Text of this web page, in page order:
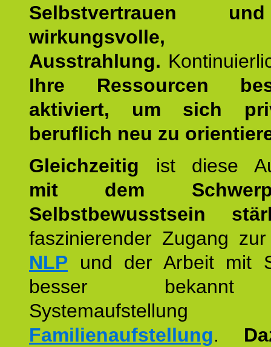
Selbstvertrauen
wirkungsvolle,
Ausstrahlung.
Ihre Ressourcen
aktiviert, um sich
beruflich neu zu
Gleichzeitig ist diese
mit dem
Selbstbewusstsein
faszinierender Zugang
NLP und der Arbeit mit
besser
Familienaufstellung.